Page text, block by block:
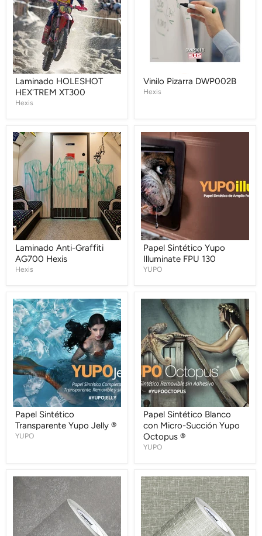
Laminado HOLESHOT
HEX'TREM XT300
Hexis
Vinilo Pizarra DWP002B
Hexis
Laminado
Anti-
Graffiti
AG700
Hexis
Laminado Anti-Graffiti
AG700 Hexis
Hexis
Papel
Sintético
Yupo
Illuminate
FPU
130
Papel Sintético Yupo
Illuminate FPU 130
YUPO
Papel
Sintético
Transparente
Yupo
Jelly
®
Papel Sintético
Transparente Yupo Jelly ®
YUPO
Sintético
Blanco
con
Micro-
Succión
Yupo
Octopus
®
Papel Sintético Blanco
con Micro-Succión Yupo
Octopus ®
YUPO
Vinilo
Texturizado
Antideslizante
Pisomax
Vinilo
Transparente
Lino
Cinza